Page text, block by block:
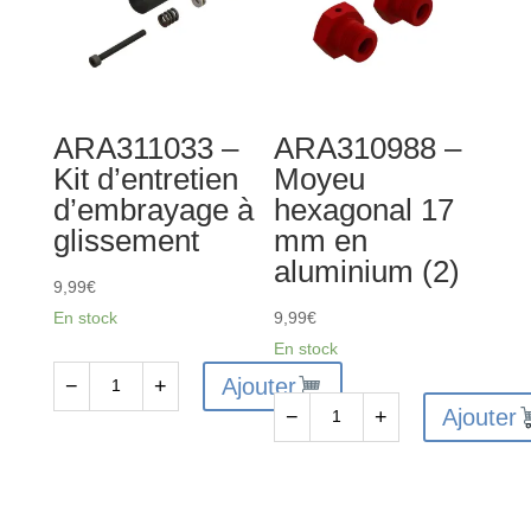
transmission
ARA311033 –
Kit d’entretien
d’embrayage à
glissement
9,99€
En stock
− + Ajouter
ARA310988 –
Moyeu
hexagonal 17
mm en
aluminium (2)
9,99€
En stock
− + Ajouter